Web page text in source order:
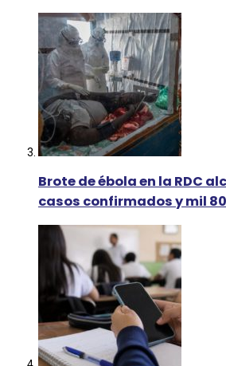
Brote de ébola en la RDC
casos confirmados y mil